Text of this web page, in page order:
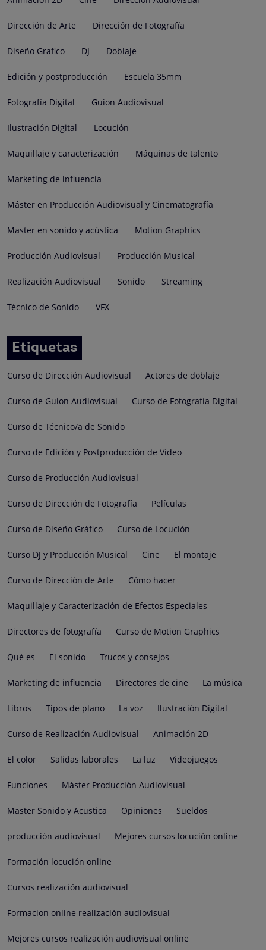
Dirección de Arte Dirección de Fotografía
Diseño Grafico DJ Doblaje
Edición y postproducción Escuela 35mm
Fotografía Digital Guion Audiovisual
Ilustración Digital Locución
Maquillaje y caracterización Máquinas de talento
Marketing de influencia
Máster en Producción Audiovisual y Cinematografía
Master en sonido y acústica Motion Graphics
Producción Audiovisual Producción Musical
Realización Audiovisual Sonido Streaming
Técnico de Sonido VFX
Etiquetas
Curso de Dirección Audiovisual Actores de doblaje
Curso de Guion Audiovisual Curso de Fotografía Digital
Curso de Técnico/a de Sonido
Curso de Edición y Postproducción de Vídeo
Curso de Producción Audiovisual
Curso de Dirección de Fotografía Películas
Curso de Diseño Gráfico Curso de Locución
Curso DJ y Producción Musical Cine El montaje
Curso de Dirección de Arte Cómo hacer
Maquillaje y Caracterización de Efectos Especiales
Directores de fotografía Curso de Motion Graphics
Qué es El sonido Trucos y consejos
Marketing de influencia Directores de cine La música
Libros Tipos de plano La voz Ilustración Digital
Curso de Realización Audiovisual Animación 2D
El color Salidas laborales La luz Videojuegos
Funciones Máster Producción Audiovisual
Master Sonido y Acustica Opiniones Sueldos
producción audiovisual Mejores cursos locución online
Formación locución online
Cursos realización audiovisual
Formacion online realización audiovisual
Mejores cursos realización audiovisual online